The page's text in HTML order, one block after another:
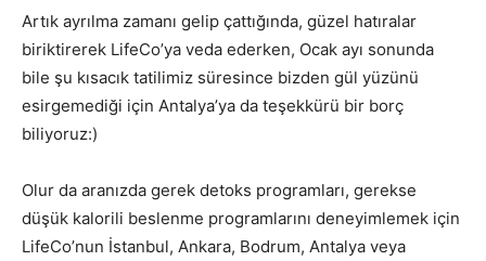
Artık ayrılma zamanı gelip çattığında, güzel hatıralar
biriktirerek LifeCo’ya veda ederken, Ocak ayı sonunda
bile şu kısacık tatilimiz süresince bizden gül yüzünü
esirgemediği için Antalya’ya da teşekkürü bir borç
biliyoruz:)
Olur da aranızda gerek detoks programları, gerekse
düşük kalorili beslenme programlarını deneyimlemek için
LifeCo’nun İstanbul, Ankara, Bodrum, Antalya veya